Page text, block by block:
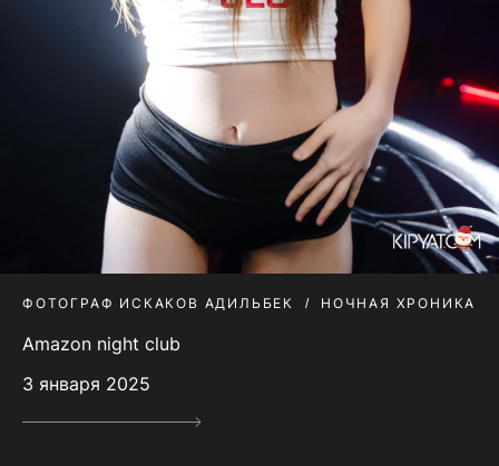
ФОТОГРАФ ИСКАКОВ АДИЛЬБЕК НОЧНАЯ ХРОНИКА
Amazon night club
3 января 2025